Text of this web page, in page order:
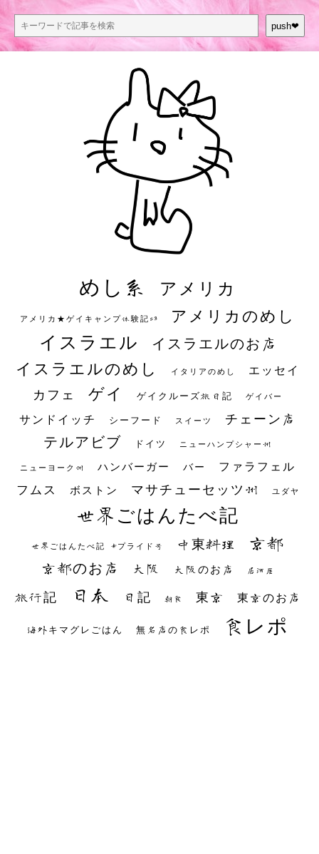
push❤︎
めし系 アメリカ
アメリカ★ゲイキャンプ体験記S3 アメリカのめし
イスラエル イスラエルのお店
イスラエルのめし イタリアのめし エッセイ
カフェ ゲイ ゲイクルーズ旅日記 ゲイバー
サンドイッチ シーフード スイーツ チェーン店
テルアビブ ドイツ ニューハンプシャー州
ニューヨーク州 ハンバーガー バー ファラフェル
フムス ボストン マサチューセッツ州 ユダヤ
世界ごはんたべ記
世界ごはんたべ記 #プライド号 中東料理 京都
京都のお店 大阪 大阪のお店 居酒屋
旅行記 日本 日記 朝食 東京 東京のお店
海外キマグレごはん 無名店の食レポ 食レポ